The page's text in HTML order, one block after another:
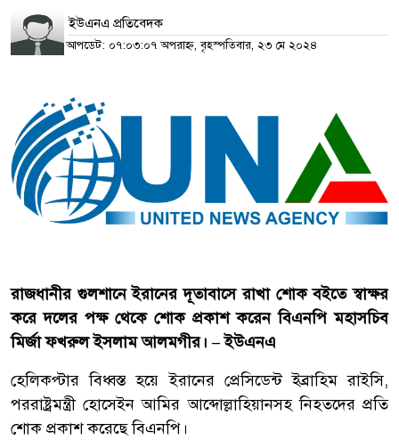
ইউএনএ প্রতিবেদক
আপডেট: ০৭:০৩:০৭ অপরাহ্ন, বৃহস্পতিবার, ২৩ মে ২০২৪
রাজধানীর গুলশানে ইরানের দূতাবাসে রাখা শোক বইতে স্বাক্ষর
করে দলের পক্ষ থেকে শোক প্রকাশ করেন বিএনপি মহাসচিব
মির্জা ফখরুল ইসলাম আলমগীর। – ইউএনএ
হেলিকপ্টার বিধ্বস্ত হয়ে ইরানের প্রেসিডেন্ট ইব্রাহিম রাইসি,
পররাষ্ট্রমন্ত্রী হোসেইন আমির আব্দোল্লাহিয়ানসহ নিহতদের প্রতি
শোক প্রকাশ করেছে বিএনপি।